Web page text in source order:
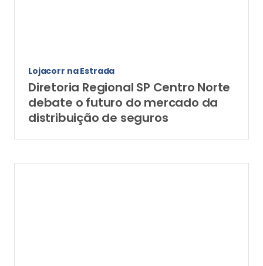
Lojacorr na Estrada
Diretoria Regional SP Centro Norte
debate o futuro do mercado da
distribuição de seguros